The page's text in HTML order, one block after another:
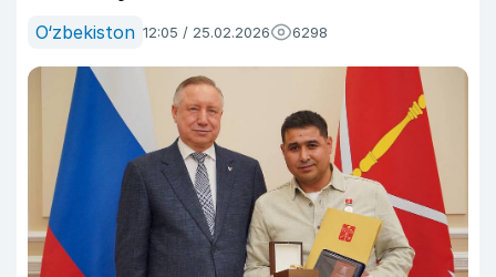
O‘zbekiston 12:05 / 25.02.2026 6298